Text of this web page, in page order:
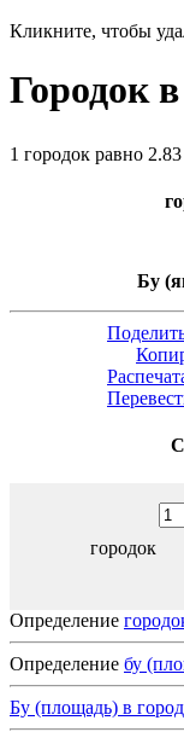
Кликните, чтобы
Городок
1 городок равно
Бу
городок
Определение
Определение бу
Бу (площадь) в